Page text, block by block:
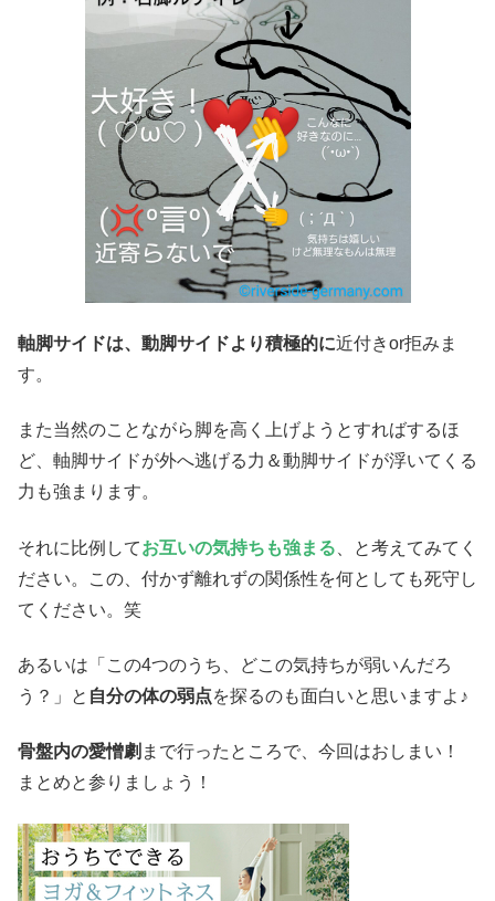
軸脚サイドは、動脚サイドより積極的に近付きor拒みま
す。
また当然のことながら脚を高く上げようとすればするほ
ど、軸脚サイドが外へ逃げる力＆動脚サイドが浮いてくる
力も強まります。
それに比例してお互いの気持ちも強まる 、と考えてみてく
ださい。この、付かず離れずの関係性を何としても死守し
てください。笑
あるいは「この4つのうち、どこの気持ちが弱いんだろ
う？」と 自分の体の弱点を探るのも面白いと思いますよ♪
骨盤内の愛憎劇 まで行ったところで、今回はおしまい！
まとめと参りましょう！